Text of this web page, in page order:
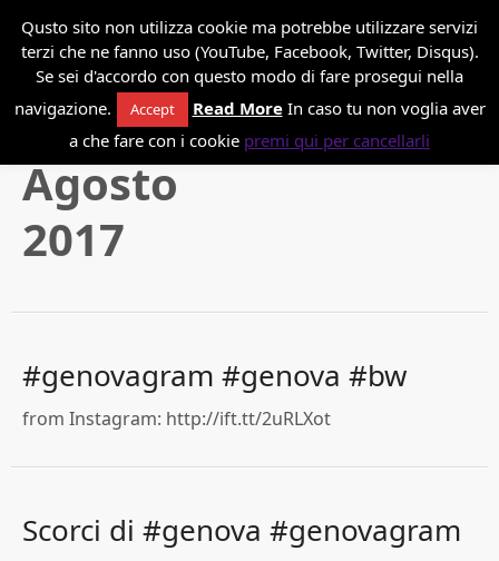
*Danilo Paissan
Agosto
2017
#genovagram #genova #bw
from Instagram: http://ift.tt/2uRLXot
Scorci di #genova #genovagram
Qusto sito non utilizza cookie ma potrebbe utilizzare servizi
terzi che ne fanno uso (YouTube, Facebook, Twitter, Disqus).
Se sei d'accordo con questo modo di fare prosegui nella
navigazione.
Accept Read MoreIn caso tu non voglia aver
a che fare con i cookie premi qui per cancellarli